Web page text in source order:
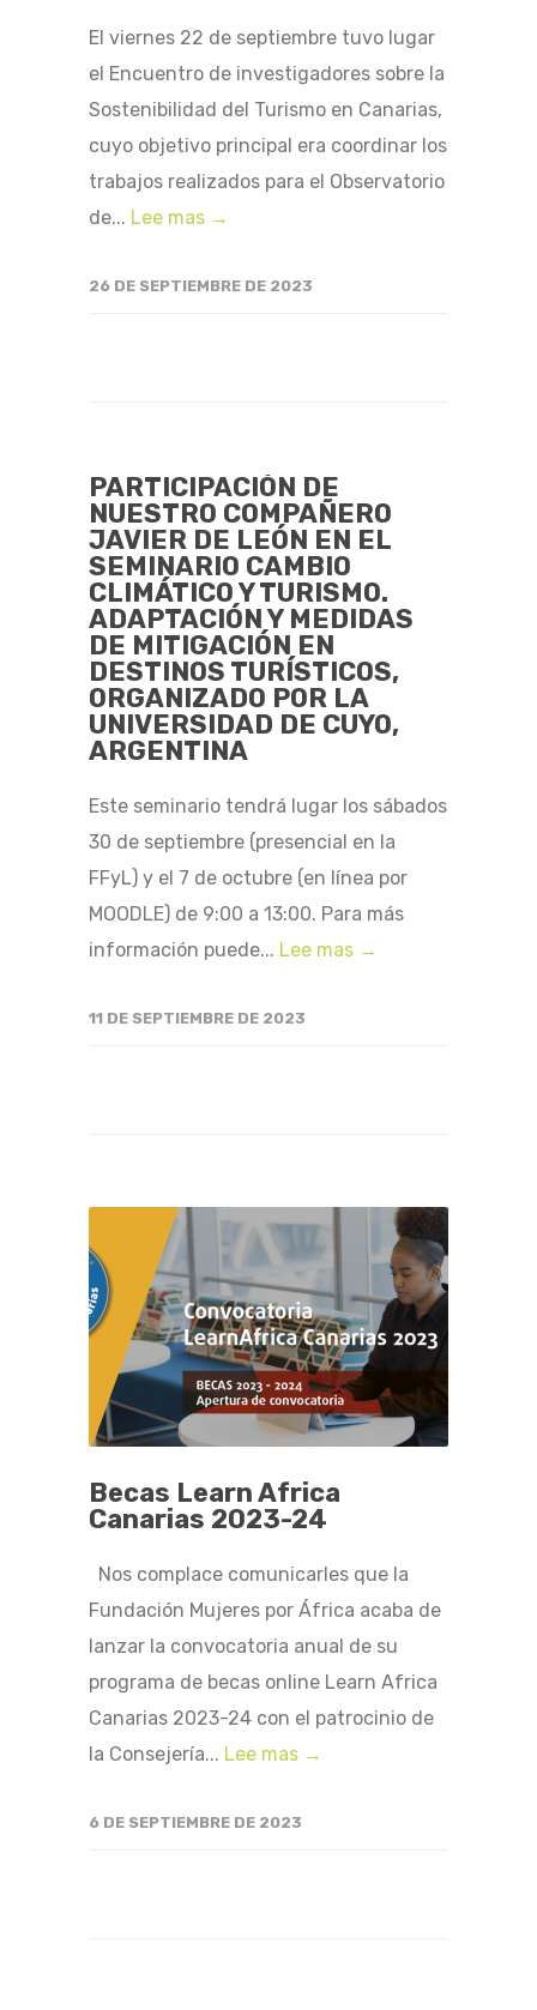
El viernes 22 de septiembre tuvo lugar
el Encuentro de investigadores sobre la
Sostenibilidad del Turismo en Canarias,
cuyo objetivo principal era coordinar los
trabajos realizados para el Observatorio
de... Lee mas →
26 DE SEPTIEMBRE DE 2023
PARTICIPACIÓN DE
NUESTRO COMPAÑERO
JAVIER DE LEÓN EN EL
SEMINARIO CAMBIO
CLIMÁTICO Y TURISMO.
ADAPTACIÓN Y MEDIDAS
DE MITIGACIÓN EN
DESTINOS TURÍSTICOS,
ORGANIZADO POR LA
UNIVERSIDAD DE CUYO,
ARGENTINA
Este seminario tendrá lugar los sábados
30 de septiembre (presencial en la
FFyL) y el 7 de octubre (en línea por
MOODLE) de 9:00 a 13:00. Para más
información puede... Lee mas →
11 DE SEPTIEMBRE DE 2023
Becas Learn Africa
Canarias 2023-24
Nos complace comunicarles que la
Fundación Mujeres por África acaba de
lanzar la convocatoria anual de su
programa de becas online Learn Africa
Canarias 2023-24 con el patrocinio de
la Consejería... Lee mas →
6 DE SEPTIEMBRE DE 2023